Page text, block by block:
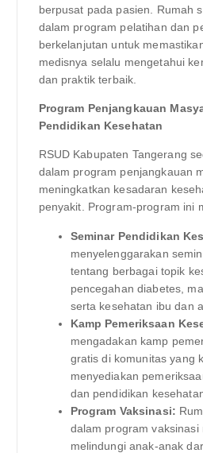
berpusat pada pasien. Rumah
dalam program pelatihan dan
berkelanjutan untuk
medisnya selalu mengetahui
dan praktik terbaik.
Program Penjangkauan
Pendidikan Kesehatan
RSUD Kabupaten Tangerang
dalam program penjangkauan
meningkatkan kesadaran
penyakit. Program-program ini
Seminar Pendidikan
menyelenggarakan
tentang berbagai topik
pencegahan diabetes,
serta kesehatan ibu dan
Kamp Pemeriksaan
mengadakan kamp
gratis di komunitas yang
menyediakan
dan pendidikan
Program Vaksinasi:
dalam program vaksinasi
melindungi anak-anak